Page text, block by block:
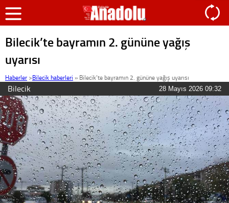
Bilecik’te bayramın 2. gününe yağış
uyarısı
Haberler >Bilecik haberleri » Bilecik’te bayramın 2. gününe yağış uyarısı
Bilecik 28 Mayıs 2026 09:32